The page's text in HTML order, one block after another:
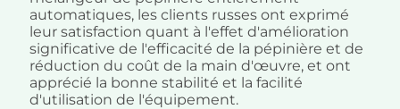
automatiques, les clients russes ont exprimé
leur satisfaction quant à l'effet d'amélioration
significative de l'efficacité de la pépinière et de
réduction du coût de la main d'œuvre, et ont
apprécié la bonne stabilité et la facilité
d'utilisation de l'équipement.